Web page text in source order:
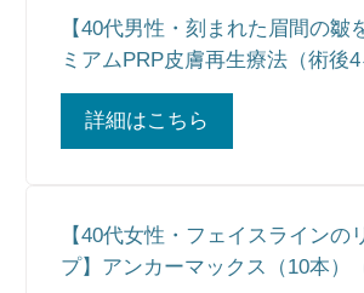
【40代男性・刻まれた眉間の皺
ミアムPRP皮膚再生療法（術後4
詳細はこちら
【40代女性・フェイスラインの
プ】アンカーマックス（10本）